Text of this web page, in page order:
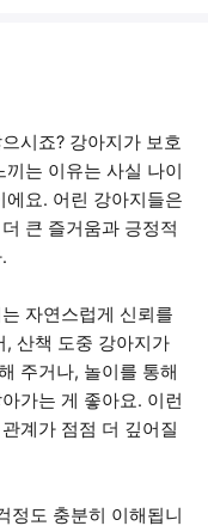
시죠? 강아지가 보호
는 이유는 사실 나이
요. 어린 강아지들은
큰 즐거움과 긍정적
자연스럽게 신뢰를
, 산책 도중 강아지가
주거나, 놀이를 통해
가는 게 좋아요. 이런
계가 점점 더 깊어질
정도 충분히 이해됩니